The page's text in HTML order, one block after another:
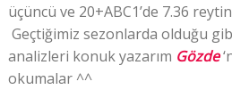
üçüncü ve 20+ABC1’de 7.36
Geçtiğimiz sezonlarda olduğu
analizleri konuk yazarım Gözde
okumalar ^^